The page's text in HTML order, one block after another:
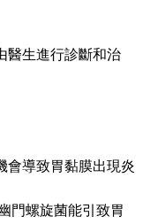
醫生進行診斷和治
會導致胃黏膜出現炎
門螺旋菌能引致胃